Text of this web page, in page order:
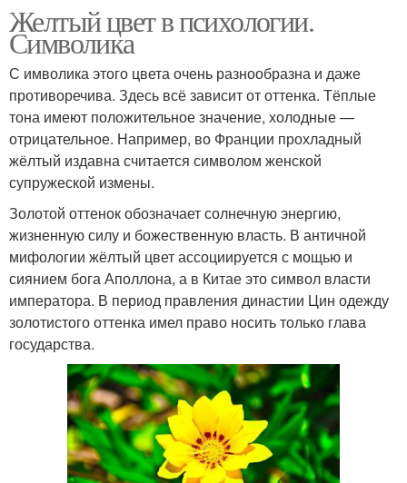
Желтый цвет в психологии.
Символика
С имволика этого цвета очень разнообразна и даже
противоречива. Здесь всё зависит от оттенка. Тёплые
тона имеют положительное значение, холодные —
отрицательное. Например, во Франции прохладный
жёлтый издавна считается символом женской
супружеской измены.
Золотой оттенок обозначает солнечную энергию,
жизненную силу и божественную власть. В античной
мифологии жёлтый цвет ассоциируется с мощью и
сиянием бога Аполлона, а в Китае это символ власти
императора. В период правления династии Цин одежду
золотистого оттенка имел право носить только глава
государства.